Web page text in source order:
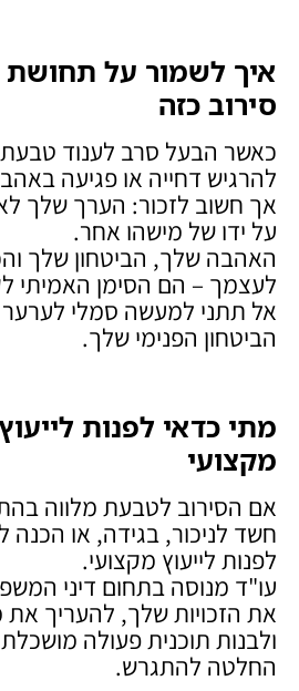
איך לשמור על תחושת
סירוב כזה
כאשר הבעל סרב לענוד טבעת
להרגיש דחייה או פגיעה
אך חשוב לזכור: הערך שלך
על ידו של מישהו אחר.
האהבה שלך, הביטחון שלך
לעצמך – הם הסימן האמיתי
אל תתני למעשה סמלי
הביטחון הפנימי שלך.
מתי כדאי לפנות
מקצועי
אם הסירוב לטבעת מלווה
חשד לניכור, בגידה, או הכנה
לפנות לייעוץ מקצועי.
עו"ד מנוסה בתחום דיני
את הזכויות שלך, להעריך
ולבנות תוכנית פעולה
החלטה להתגרש.